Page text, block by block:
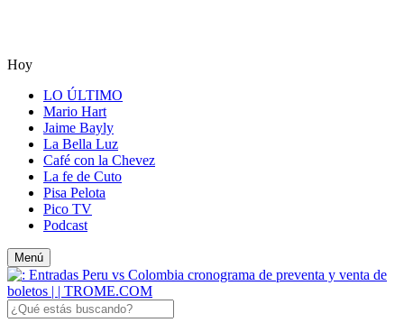
Hoy
LO ÚLTIMO
Mario Hart
Jaime Bayly
La Bella Luz
Café con la Chevez
La fe de Cuto
Pisa Pelota
Pico TV
Podcast
Menú